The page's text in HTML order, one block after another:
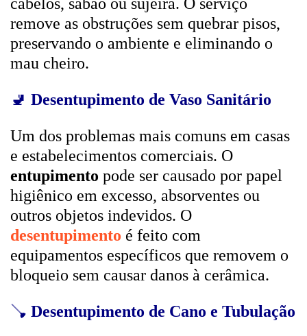
remove as obstruções sem quebrar pisos,
preservando o ambiente e eliminando o
mau cheiro.
🚽 Desentupimento de Vaso Sanitário
Um dos problemas mais comuns em casas
e estabelecimentos comerciais. O
entupimento pode ser causado por papel
higiênico em excesso, absorventes ou
outros objetos indevidos. O
desentupimento é feito com
equipamentos específicos que removem o
bloqueio sem causar danos à cerâmica.
🪠 Desentupimento de Cano e Tubulação